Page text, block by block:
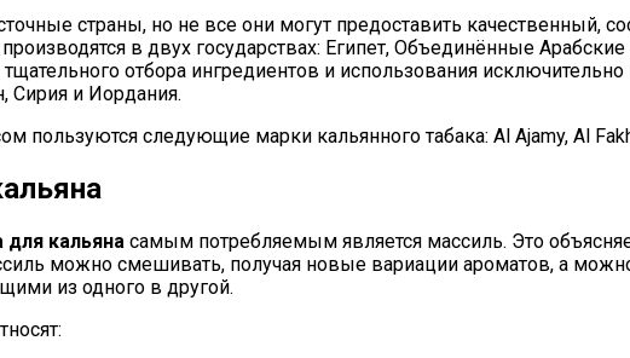
страны, но не все они могут предоставить качественный,
производятся в двух государствах: Египет, Объединённые
отбора ингредиентов и использования
Сирия и Иордания.
следующие марки кальянного табака: Al Ajamy, Al
для кальяна самым потребляемым является массиль. Это
можно смешивать, получая новые вариации ароматов, а
из одного в другой.